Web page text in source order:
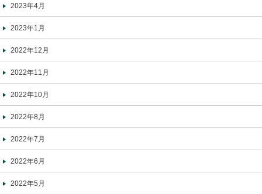
2023年4月
2023年1月
2022年12月
2022年11月
2022年10月
2022年8月
2022年7月
2022年6月
2022年5月